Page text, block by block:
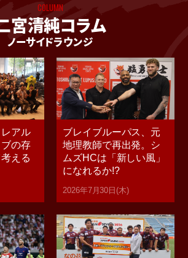
宮清純コラム
ノーサイドラウンジ
COLUMN
アル
の存
える
ブレイブルーパス、元
地理教師で再出発。シ
ムズHCは「新しい風」
になれるか!?
2026年7月30日(木)